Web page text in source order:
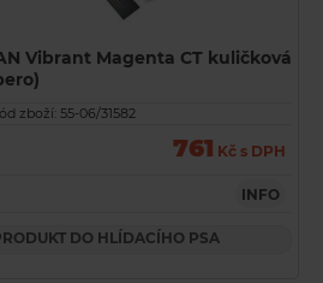
Vibrant Magenta CT kuličková
zboží: 55-06/31582
761 Kč s DPH
INFO
DO HLÍDACÍHO PSA